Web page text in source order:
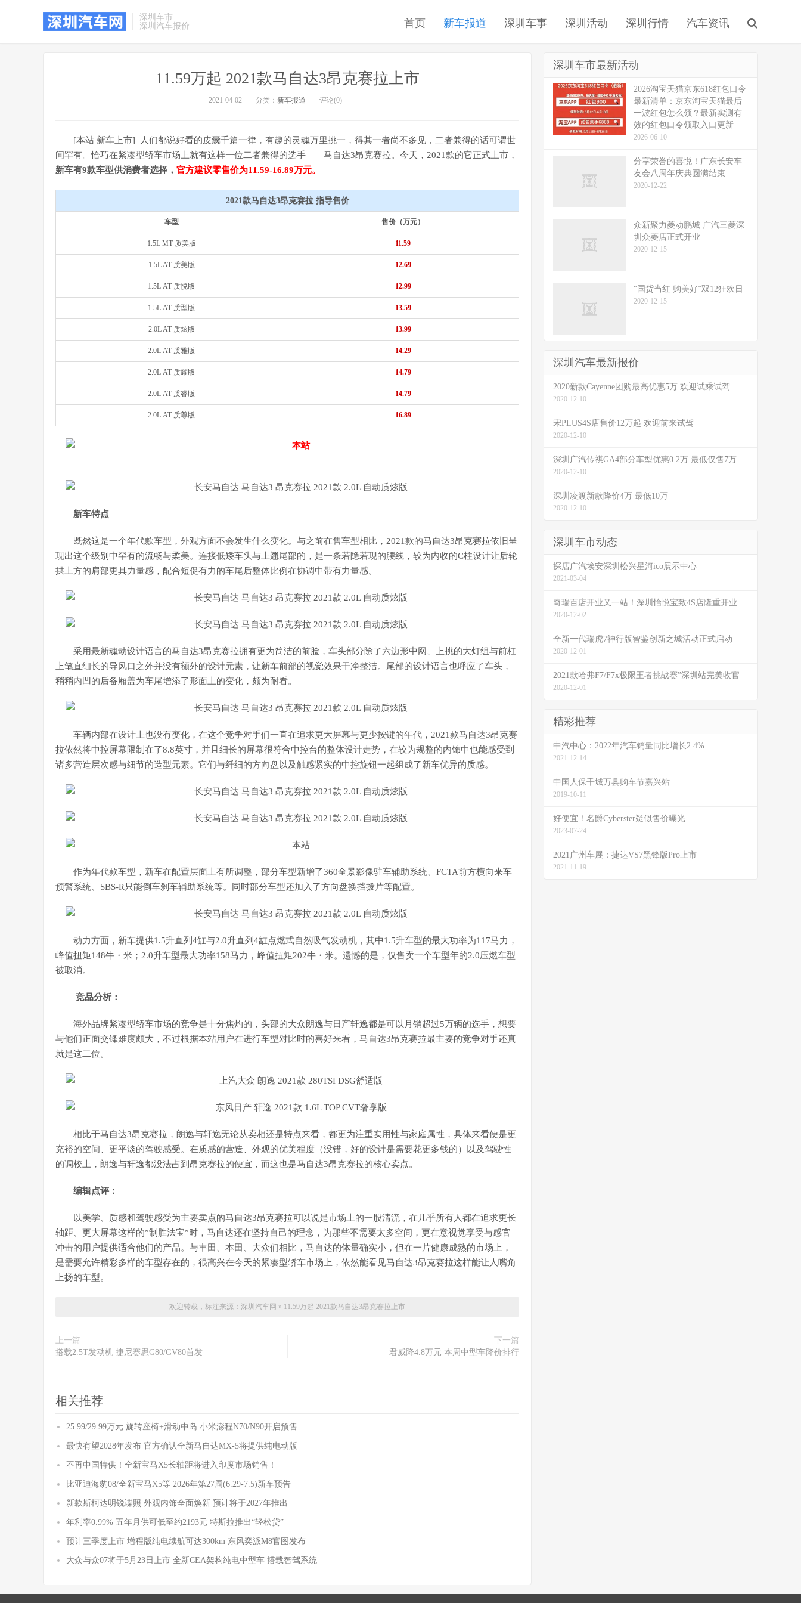
深圳车市
深圳汽车报价
首页 新车报道 深圳车事 深圳活动 深圳行情 汽车资讯
11.59万起 2021款马自达3昂克赛拉上市
2021-04-02 分类： 新车报道 评论(0)
[本站 新车上市] 人们都说好看的皮囊千篇一律，有趣的灵魂万里挑一，得其一者尚不多见，二者兼得的话可谓世
间罕有。恰巧在紧凑型轿车市场上就有这样一位二者兼得的选手――马自达3昂克赛拉。今天，2021款的它正式上市，
新车有9款车型供消费者选择， 官方建议零售价为11.59-16.89万元。
2021款马自达3昂克赛拉 指导售价
车型 售价（万元）
1.5L MT 质美版 11.59
1.5L AT 质美版 12.69
1.5L AT 质悦版 12.99
1.5L AT 质型版 13.59
2.0L AT 质炫版 13.99
2.0L AT 质雅版 14.29
2.0L AT 质耀版 14.79
2.0L AT 质睿版 14.79
2.0L AT 质尊版 16.89
新车特点
既然这是一个年代款车型，外观方面不会发生什么变化。与之前在售车型相比，2021款的马自达3昂克赛拉依旧呈
现出这个级别中罕有的流畅与柔美。连接低矮车头与上翘尾部的，是一条若隐若现的腰线，较为内收的C柱设计让后轮
拱上方的肩部更具力量感，配合短促有力的车尾后整体比例在协调中带有力量感。
采用最新魂动设计语言的马自达3昂克赛拉拥有更为简洁的前脸，车头部分除了六边形中网、上挑的大灯组与前杠
上笔直细长的导风口之外并没有额外的设计元素，让新车前部的视觉效果干净整洁。尾部的设计语言也呼应了车头，
稍稍内凹的后备厢盖为车尾增添了形面上的变化，颇为耐看。
车辆内部在设计上也没有变化，在这个竞争对手们一直在追求更大屏幕与更少按键的年代，2021款马自达3昂克赛
拉依然将中控屏幕限制在了8.8英寸，并且细长的屏幕很符合中控台的整体设计走势，在较为规整的内饰中也能感受到
诸多营造层次感与细节的造型元素。它们与纤细的方向盘以及触感紧实的中控旋钮一起组成了新车优异的质感。
作为年代款车型，新车在配置层面上有所调整，部分车型新增了360全景影像驻车辅助系统、FCTA前方横向来车
预警系统、SBS-R只能倒车刹车辅助系统等。同时部分车型还加入了方向盘换挡拨片等配置。
动力方面，新车提供1.5升直列4缸与2.0升直列4缸点燃式自然吸气发动机，其中1.5升车型的最大功率为117马力，
峰值扭矩148牛・米；2.0升车型最大功率158马力，峰值扭矩202牛・米。遗憾的是，仅售卖一个车型年的2.0压燃车型
被取消。
竞品分析：
海外品牌紧凑型轿车市场的竞争是十分焦灼的，头部的大众朗逸与日产轩逸都是可以月销超过5万辆的选手，想要
与他们正面交锋难度颇大，不过根据本站用户在进行车型对比时的喜好来看，马自达3昂克赛拉最主要的竞争对手还真
就是这二位。
相比于马自达3昂克赛拉，朗逸与轩逸无论从卖相还是特点来看，都更为注重实用性与家庭属性，具体来看便是更
充裕的空间、更平淡的驾驶感受。在质感的营造、外观的优美程度（没错，好的设计是需要花更多钱的）以及驾驶性
的调校上，朗逸与轩逸都没法占到昂克赛拉的便宜，而这也是马自达3昂克赛拉的核心卖点。
编辑点评：
以美学、质感和驾驶感受为主要卖点的马自达3昂克赛拉可以说是市场上的一股清流，在几乎所有人都在追求更长
轴距、更大屏幕这样的”制胜法宝”时，马自达还在坚持自己的理念，为那些不需要太多空间，更在意视觉享受与感官
冲击的用户提供适合他们的产品。与丰田、本田、大众们相比，马自达的体量确实小，但在一片健康成熟的市场上，
是需要允许精彩多样的车型存在的，很高兴在今天的紧凑型轿车市场上，依然能看见马自达3昂克赛拉这样能让人嘴角
上扬的车型。
欢迎转载，标注来源： 深圳汽车网 » 11.59万起 2021款马自达3昂克赛拉上市
上一篇
搭载2.5T发动机 捷尼赛思G80/GV80首发
下一篇
君威降4.8万元 本周中型车降价排行
相关推荐
25.99/29.99万元 旋转座椅+滑动中岛 小米澎程N70/N90开启预售
最快有望2028年发布 官方确认全新马自达MX-5将提供纯电动版
不再中国特供！全新宝马X5长轴距将进入印度市场销售！
比亚迪海豹08/全新宝马X5等 2026年第27周(6.29-7.5)新车预告
新款斯柯达明锐谍照 外观内饰全面焕新 预计将于2027年推出
年利率0.99% 五年月供可低至约2193元 特斯拉推出“轻松贷”
预计三季度上市 增程版纯电续航可达300km 东风奕派M8官图发布
大众与众07将于5月23日上市 全新CEA架构纯电中型车 搭载智驾系统
深圳车市最新活动
2026淘宝天猫京东618红包口令
最新清单：京东淘宝天猫最后
一波红包怎么领？最新实测有
效的红包口令领取入口更新
2026-06-10
分享荣誉的喜悦！广东长安车
友会八周年庆典圆满结束
2020-12-22
众新聚力菱动鹏城 广汽三菱深
圳众菱店正式开业
2020-12-15
“国货当红 购美好”双12狂欢日
2020-12-15
深圳汽车最新报价
2020新款Cayenne团购最高优惠5万 欢迎试乘试驾
2020-12-10
宋PLUS4S店售价12万起 欢迎前来试驾
2020-12-10
深圳广汽传祺GA4部分车型优惠0.2万 最低仅售7万
2020-12-10
深圳凌渡新款降价4万 最低10万
2020-12-10
深圳车市动态
探店广汽埃安深圳松兴星河ico展示中心
2021-03-04
奇瑞百店开业又一站！深圳怡悦宝致4S店隆重开业
2020-12-02
全新一代瑞虎7神行版智鉴创新之城活动正式启动
2020-12-01
2021款哈弗F7/F7x极限王者挑战赛”深圳站完美收官
2020-12-01
精彩推荐
中汽中心：2022年汽车销量同比增长2.4%
2021-12-14
中国人保千城万县购车节嘉兴站
2019-10-11
好便宜！名爵Cyberster疑似售价曝光
2023-07-24
2021广州车展：捷达VS7黑锋版Pro上市
2021-11-19